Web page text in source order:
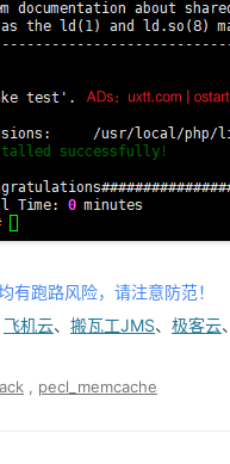
有跑路风险，请注意防范！
飞机云、 搬瓦工JMS、 极客云、
pecl_memcache